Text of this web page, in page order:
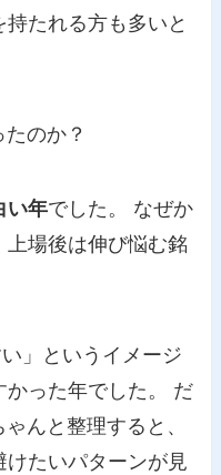
たれる方も多いと
のか？
い年でした。 なぜか
上場後は伸び悩む銘
」というイメージ
かった年でした。 だ
んと整理すると、
たいパターンが見